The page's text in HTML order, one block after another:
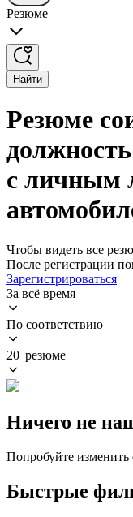
Резюме
Найти
Резюме
с личным
Чтобы видеть все
После регистрации
Зарегистрироваться
За всё время
По соответствию
20 резюме
Ничего не
Попробуйте
Быстрые